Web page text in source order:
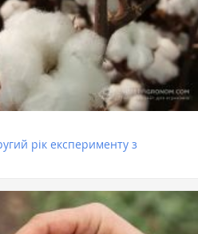
рік експерименту з